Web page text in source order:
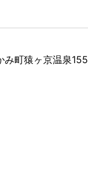
町猿ヶ京温泉155